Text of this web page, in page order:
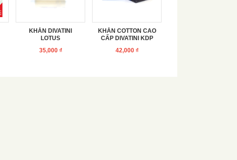
KHĂN DIVATINI
LOTUS
35,000 ₫
KHĂN COTTON CAO
CẤP DIVATINI KDP
42,000 ₫